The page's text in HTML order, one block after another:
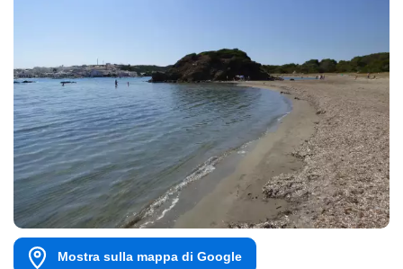
Mostra sulla mappa di Google